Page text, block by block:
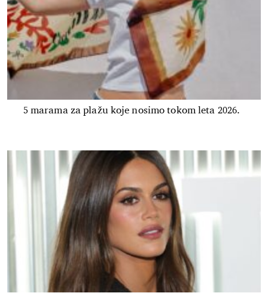
5 marama za plažu koje nosimo tokom leta 2026.